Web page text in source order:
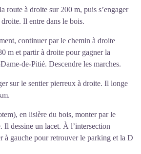
route à droite sur 200 m, puis s’engager
Il entre dans le bois.
continuer par le chemin à droite
m et partir à droite pour gagner la
de-Pitié. Descendre les marches.
sur le sentier pierreux à droite. Il longe
en lisière du bois, monter par le
Il dessine un lacet. À l’intersection
à gauche pour retrouver le parking et la D